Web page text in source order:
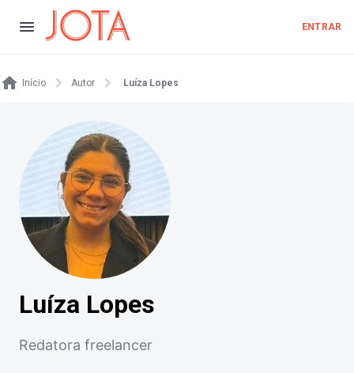
ENTRAR
Início Autor Luíza Lopes
Luíza Lopes
Redatora freelancer